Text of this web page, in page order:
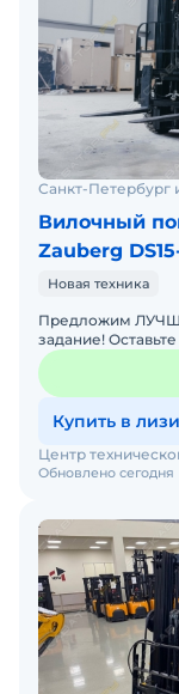
Санкт-Петербург
Вилочный
Zauberg
Новая техника
Предложим
задание! Оставьте номер и запрос - мы подберем модель
со СКИДКОЙ. В наличии на складах новые вилочные
погрузчики
Купить в
Обновлено сегодня
Центр